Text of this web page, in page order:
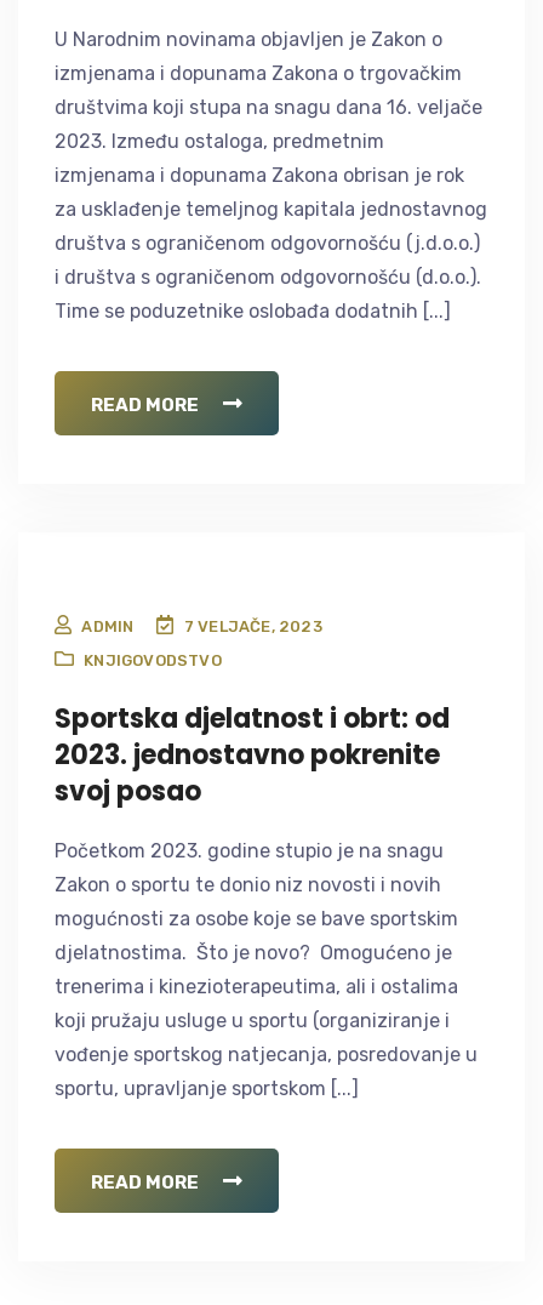
U Narodnim novinama objavljen je Zakon o
izmjenama i dopunama Zakona o trgovačkim
društvima koji stupa na snagu dana 16. veljače
2023. Između ostaloga, predmetnim
izmjenama i dopunama Zakona obrisan je rok
za usklađenje temeljnog kapitala jednostavnog
društva s ograničenom odgovornošću (j.d.o.o.)
i društva s ograničenom odgovornošću (d.o.o.).
Time se poduzetnike oslobađa dodatnih [...]
READ MORE
ADMIN
7 VELJAČE, 2023
KNJIGOVODSTVO
Sportska djelatnost i obrt: od
2023. jednostavno pokrenite
svoj posao
Početkom 2023. godine stupio je na snagu
Zakon o sportu te donio niz novosti i novih
mogućnosti za osobe koje se bave sportskim
djelatnostima. Što je novo? Omogućeno je
trenerima i kinezioterapeutima, ali i ostalima
koji pružaju usluge u sportu (organiziranje i
vođenje sportskog natjecanja, posredovanje u
sportu, upravljanje sportskom [...]
READ MORE